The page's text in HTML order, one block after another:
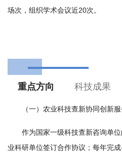
群
场次，组织学术会议近20次。
重点方向 科技成果
（一）农业科技查新协同创新
作为国家一级科技查新咨询单
业科研单位签订合作协议；每年完